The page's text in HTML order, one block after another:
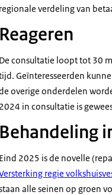
regionale verdeling van
Reageren
De consultatie loopt tot 30
Geïnteresseerden
overige onderdelen
2024 in consultatie is
Behandeling
Eind 2025 is de novelle
regie
alle seinen op groen